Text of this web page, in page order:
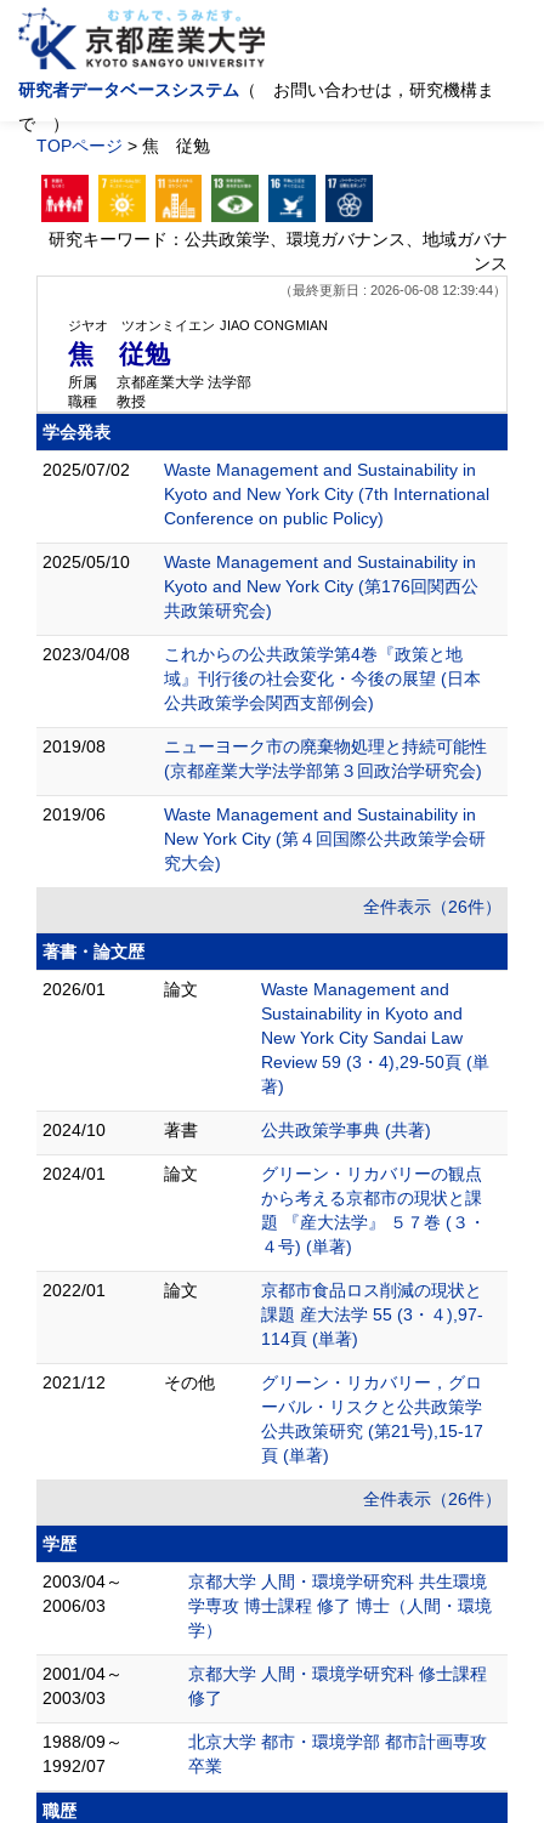
研究者データベースシステム （ お問い合わせは，研究機構ま
で ）
TOPページ > 焦 従勉
研究キーワード：公共政策学、環境ガバナンス、地域ガバナ
ンス
（最終更新日 : 2026-06-08 12:39:44）
ジヤオ ツオンミイエン JIAO CONGMIAN
焦 従勉
所属
京都産業大学 法学部
職種
教授
学会発表
2025/07/02
Waste Management and Sustainability in
Kyoto and New York City (7th International
Conference on public Policy)
2025/05/10
Waste Management and Sustainability in
Kyoto and New York City (第176回関西公
共政策研究会)
2023/04/08
これからの公共政策学第4巻『政策と地
域』刊行後の社会変化・今後の展望 (日本
公共政策学会関西支部例会)
2019/08
ニューヨーク市の廃棄物処理と持続可能性
(京都産業大学法学部第３回政治学研究会)
2019/06
Waste Management and Sustainability in
New York City (第４回国際公共政策学会研
究大会)
全件表示（26件）
著書・論文歴
2026/01
論文
Waste Management and
Sustainability in Kyoto and
New York City Sandai Law
Review 59 (3・4),29-50頁 (単
著)
2024/10 著書 公共政策学事典 (共著)
2024/01 論文
グリーン・リカバリーの観点
から考える京都市の現状と課
題 『産大法学』 ５７巻 (３・
４号) (単著)
2022/01 論文
京都市食品ロス削減の現状と
課題 産大法学 55 (3・４),97-
114頁 (単著)
2021/12 その他
グリーン・リカバリー，グロ
ーバル・リスクと公共政策学
公共政策研究 (第21号),15-17
頁 (単著)
全件表示（26件）
学歴
2003/04～
2006/03
京都大学 人間・環境学研究科 共生環境
学専攻 博士課程 修了 博士（人間・環境
学）
2001/04～
2003/03
京都大学 人間・環境学研究科 修士課程
修了
1988/09～
1992/07
北京大学 都市・環境学部 都市計画専攻
卒業
職歴